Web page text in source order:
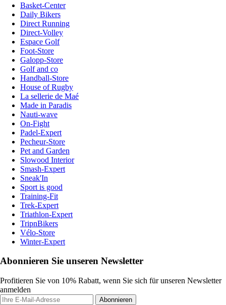
Basket-Center
Daily Bikers
Direct Running
Direct-Volley
Espace Golf
Foot-Store
Galopp-Store
Golf and co
Handball-Store
House of Rugby
La sellerie de Maé
Made in Paradis
Nauti-wave
On-Fight
Padel-Expert
Pecheur-Store
Pet and Garden
Slowood Interior
Smash-Expert
Sneak'In
Sport is good
Training-Fit
Trek-Expert
Triathlon-Expert
TripnBikers
Vélo-Store
Winter-Expert
Abonnieren Sie unseren Newsletter
Profitieren Sie von 10% Rabatt, wenn Sie sich für unseren Newsletter
anmelden
Abonnieren